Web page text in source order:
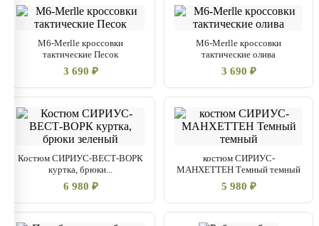
M6-Merlle кроссовки
тактические Песок
3 690 ₽
M6-Merlle кроссовки
тактические олива
3 690 ₽
Костюм СИРИУС-ВЕСТ-ВОРК
куртка, брюки...
6 980 ₽
костюм СИРИУС-
МАНХЕТТЕН Темный темный
5 980 ₽